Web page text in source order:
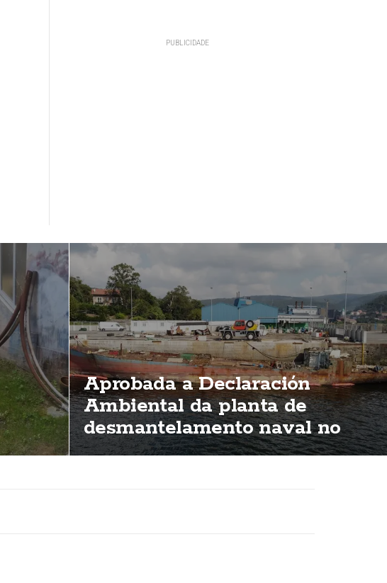
Aprobada a Declaración
Ambiental da planta de
desmantelamento naval no
porto de Brens